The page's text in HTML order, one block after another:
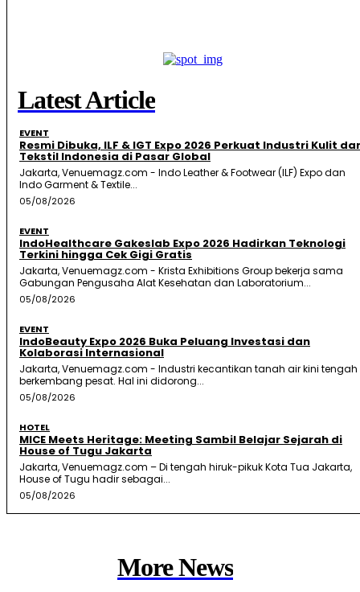
Latest Article
EVENT
Resmi Dibuka, ILF & IGT Expo 2026 Perkuat Industri Kulit
Tekstil Indonesia di Pasar Global
Jakarta, Venuemagz.com - Indo Leather & Footwear (ILF) Expo dan
Indo Garment & Textile...
05/08/2026
EVENT
IndoHealthcare Gakeslab Expo 2026 Hadirkan Teknologi
Terkini hingga Cek Gigi Gratis
Jakarta, Venuemagz.com - Krista Exhibitions Group bekerja sama
Gabungan Pengusaha Alat Kesehatan dan Laboratorium...
05/08/2026
EVENT
IndoBeauty Expo 2026 Buka Peluang Investasi dan
Kolaborasi Internasional
Jakarta, Venuemagz.com - Industri kecantikan tanah air kini tengah
berkembang pesat. Hal ini didorong...
05/08/2026
HOTEL
MICE Meets Heritage: Meeting Sambil Belajar Sejarah di
House of Tugu Jakarta
Jakarta, Venuemagz.com – Di tengah hiruk-pikuk Kota Tua Jakarta,
House of Tugu hadir sebagai...
05/08/2026
More News